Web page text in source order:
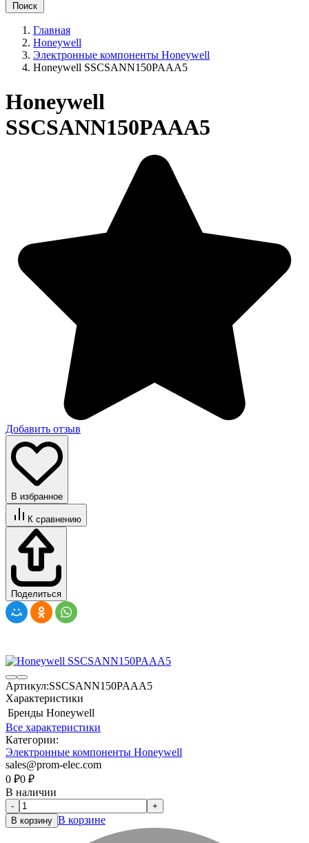
Поиск
Главная
Honeywell
Электронные компоненты Honeywell
Honeywell SSCSANN150PAAA5
Honeywell
SSCSANN150PAAA5
Добавить отзыв
В избранное
К сравнению
Поделиться
Артикул:SSCSANN150PAAA5
Характеристики
Бренды Honeywell
Все характеристики
Категории:
Электронные компоненты Honeywell
sales@prom-elec.com
0 ₽0 ₽
В наличии
-
+
В корзину В корзине